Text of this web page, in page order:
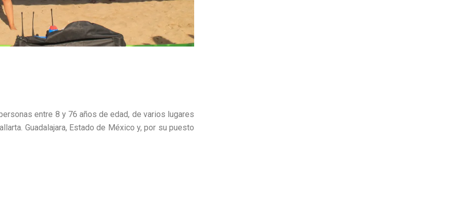
entre 8 y 76 años de edad, de varios lugares
Guadalajara, Estado de México y, por su puesto